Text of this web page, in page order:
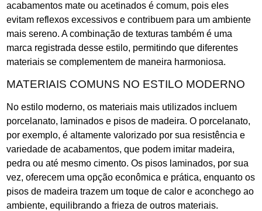
acabamentos mate ou acetinados é comum, pois eles
evitam reflexos excessivos e contribuem para um ambiente
mais sereno. A combinação de texturas também é uma
marca registrada desse estilo, permitindo que diferentes
materiais se complementem de maneira harmoniosa.
MATERIAIS COMUNS NO ESTILO MODERNO
No estilo moderno, os materiais mais utilizados incluem
porcelanato, laminados e pisos de madeira. O porcelanato,
por exemplo, é altamente valorizado por sua resistência e
variedade de acabamentos, que podem imitar madeira,
pedra ou até mesmo cimento. Os pisos laminados, por sua
vez, oferecem uma opção econômica e prática, enquanto os
pisos de madeira trazem um toque de calor e aconchego ao
ambiente, equilibrando a frieza de outros materiais.